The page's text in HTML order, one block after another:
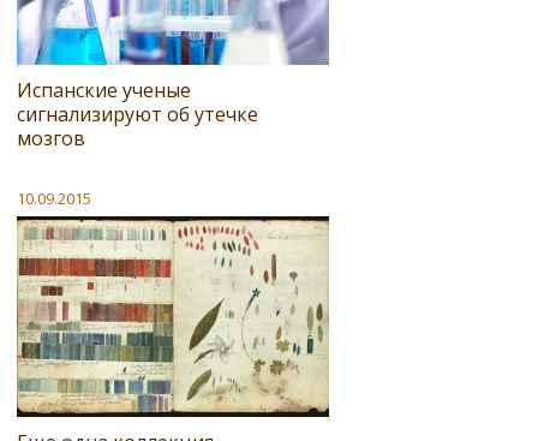
Испанские ученые
сигнализируют об утечке
мозгов
10.09.2015